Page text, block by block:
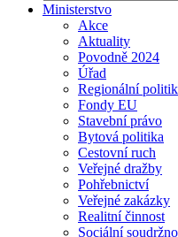
Ministerstvo
Akce
Aktuality
Povodně 2024
Úřad
Regionální
Fondy EU
Stavební právo
Bytová politika
Cestovní ruch
Veřejné dražby
Pohřebnictví
Veřejné zakázky
Realitní činnost
Sociální